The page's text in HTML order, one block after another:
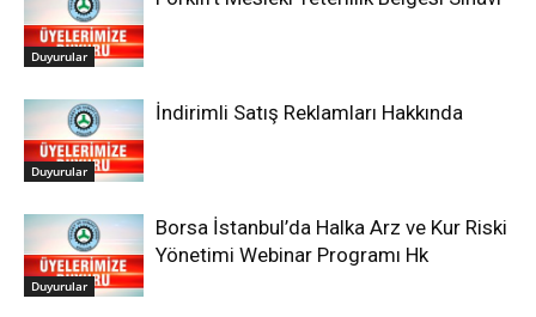
Duyurular
Duyurular
İndirimli Satış Reklamları Hakkında
Duyurular
Borsa İstanbul’da Halka Arz ve Kur Riski
Yönetimi Webinar Programı Hk